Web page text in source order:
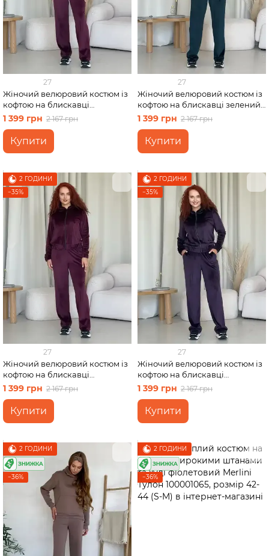
27
Жіночий велюровий костюм із
кофтою на блискавці
бордовий Merlini Варна
100001263 розмір 46-48 (L-XL)
1 399 грн 2 167 грн
Купити
27
Жіночий велюровий костюм із
кофтою на блискавці зелений
Merlini Варна 100001266
розмір 42-44 (S-M)
1 399 грн 2 167 грн
Купити
2 ГОДИНИ
−35%
27
Жіночий велюровий костюм із
кофтою на блискавці
бордовий Merlini Варна
100001263 розмір 42-44 (S-M)
1 399 грн 2 167 грн
Купити
2 ГОДИНИ
−35%
27
Жіночий велюровий костюм із
кофтою на блискавці
фіолетовий Merlini Варна
100001265 розмір 42-44 (S-M)
1 399 грн 2 167 грн
Купити
2 ГОДИНИ
−36%
2 ГОДИНИ
−36%